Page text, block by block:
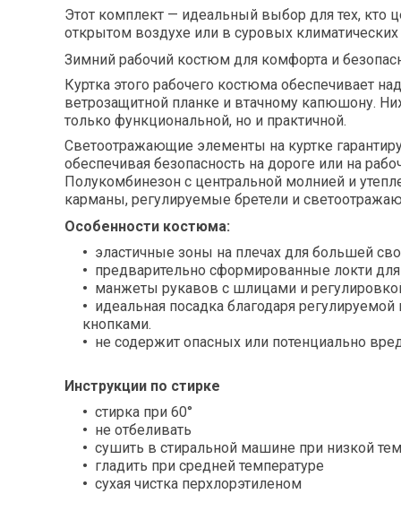
Этот комплект — идеальный выбор для тех, кто
открытом воздухе или в суровых климатических
Зимний рабочий костюм для комфорта и
Куртка этого рабочего костюма обеспечивает
ветрозащитной планке и втачному капюшону.
только функциональной, но и практичной.
Светоотражающие элементы на куртке
обеспечивая безопасность на дороге или на
Полукомбинезон с центральной молнией и
карманы, регулируемые бретели и
Особенности костюма:
эластичные зоны на плечах для большей
предварительно сформированные локти
манжеты рукавов с шлицами и
идеальная посадка благодаря
кнопками.
не содержит опасных или потенциально
Инструкции по стирке
стирка при 60°
не отбеливать
сушить в стиральной машине при низкой
гладить при средней температуре
сухая чистка перхлорэтиленом